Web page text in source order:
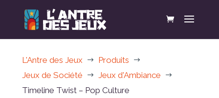
L'Antre des Jeux $ Produits $
Jeux de Société $ Jeux d'Ambiance $
Timeline Twist – Pop Culture